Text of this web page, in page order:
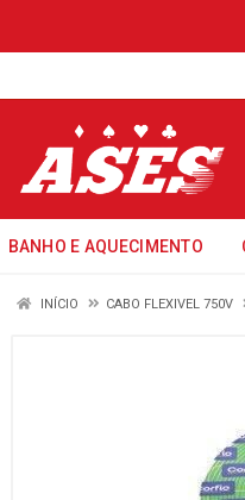
BANHO E AQUECIMENTO
INÍCIO CABO FLEXIVEL 750V